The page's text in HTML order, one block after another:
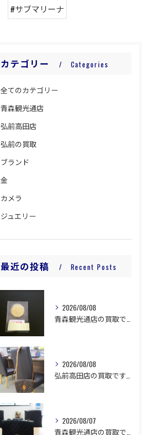
#サブマリーナ
カテゴリー Categories
全てのカテゴリー
青森観光通店
弘前高田店
弘前の買取
ブランド
金
カメラ
ジュエリー
最近の投稿 Recent Posts
2026/08/08
2026/08/08
2026/08/07